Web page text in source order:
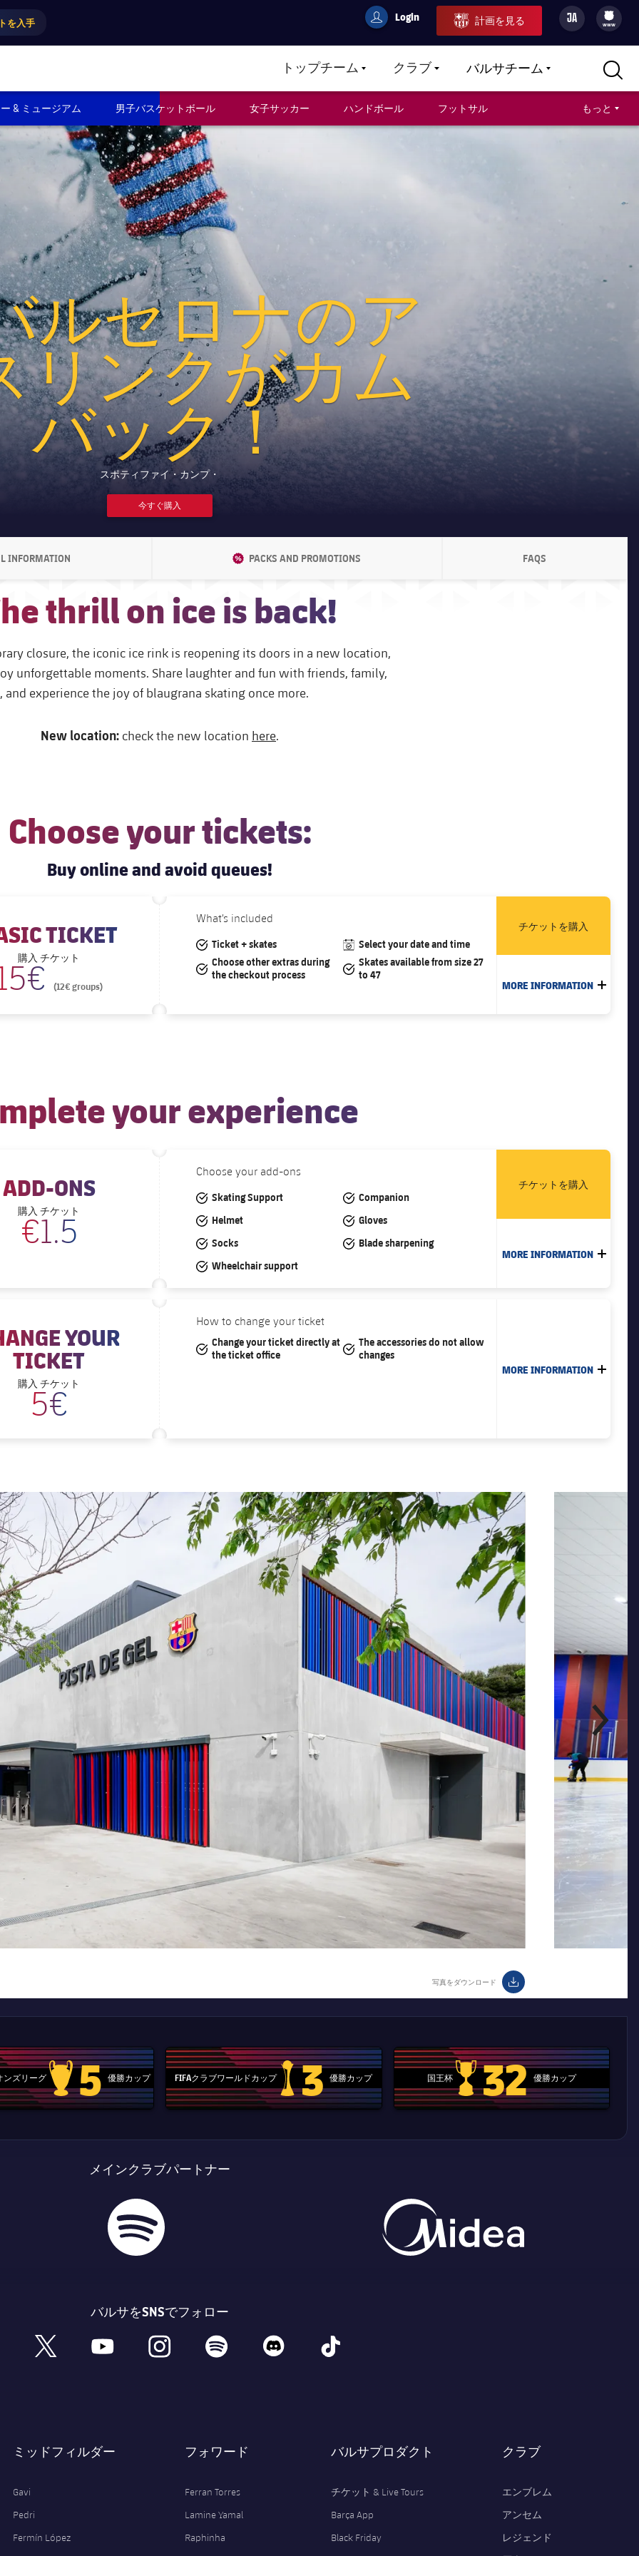
を入手 userCulers
Login 計画を見る JA
filled-badge
www
トップチームLABEL.ARIA.CARETDOWN
クラブLABEL.ARIA.CARETDOWN
バルサチームLABEL.ARIA.CARETDOWN
& ミュージアム 男子バスケットボール 女子サッカー ハンドボール フットサル もっと
ルセロナのア
リンクがカム
バック！
スポティファイ・カンプ・
今すぐ購入
INFORMATION
LABEL.ARIA.CHEVRONRIGHT
DISCOUNT
PACKS AND PROMOTIONS
LABEL.ARIA.CHEVRONRIGHT
FAQS
thrill on ice is back!
closure, the iconic ice rink is reopening its doors in a new location,
unforgettable moments. Share laughter and fun with friends, family,
and experience the joy of blaugrana skating once more.
New location: check the new location here.
Choose your tickets:
Buy online and avoid queues!
TICKET
購入 チケット
(12€ groups)
What’s included
#tick
Ticket + skates #calendar
Select your date and time
#tick
Choose other extras during
the checkout process
#tick
Skates available from size 27
to 47
チケットを購入
MORE INFORMATION
your experience
ADD-ONS
購入 チケット
€1.5
Choose your add-ons
#tick
Skating Support #tick
Companion
#tick
Helmet #tick
Gloves
#tick
Socks #tick
Blade sharpening
#tick
Wheelchair support
チケットを購入
MORE INFORMATION
YOUR
TICKET
購入 チケット
5€
How to change your ticket
#tick
Change your ticket directly at
the ticket office
#tick
The accessories do not allow
changes
MORE INFORMATION
写真をダウンロード ダウンロード
label.aria.download
ンズリーグ
Champions League trophy
5 優勝カップ FIFAクラブワールドカップ
label.aria.clubworldcup
3 優勝カップ 国王杯
国王杯
32 優勝カップ
メインクラブパートナー
バルサをSNSでフォロー
x youtube instagram spotify discord tiktok
ミッドフィルダー
Gavi
Pedri
Fermín López
フォワード
Ferran Torres
Lamine Yamal
Raphinha
バルサプロダクト
チケット & Live Tours
Barça App
Black Friday
クラブ
エンブレム
アンセム
レジェンド